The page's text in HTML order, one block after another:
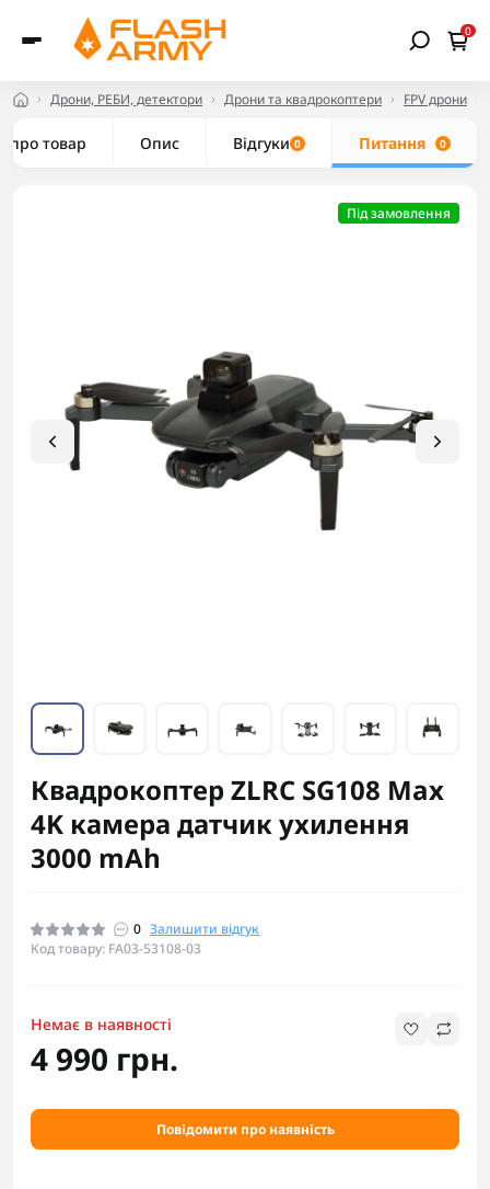
0
Дрони, РЕБИ, детектори Дрони та квадрокоптери FPV дрони
про товар Опис Відгуки 0 Питання 0
Під замовлення
Квадрокоптер ZLRC SG108 Max
4K камера датчик ухилення
3000 mAh
0 Залишити відгук
Код товару: FA03-53108-03
Немає в наявності
4 990 грн.
Повідомити про наявність